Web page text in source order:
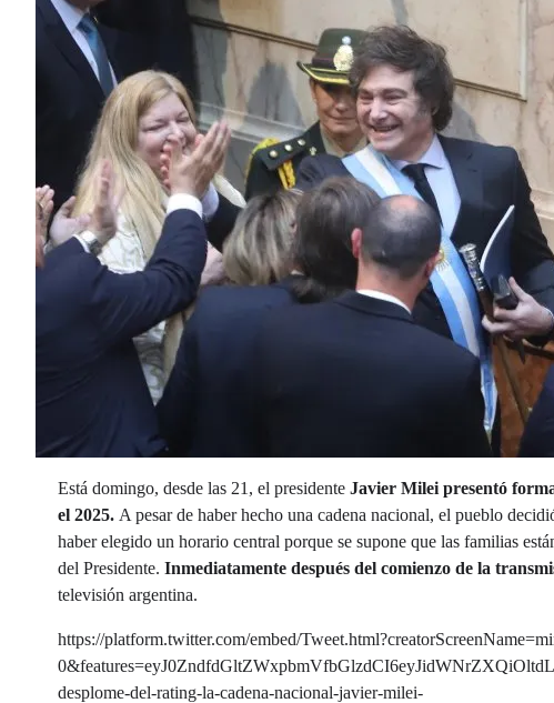
Está domingo, desde las 21, el presidente Javier Milei presentó
el 2025. A pesar de haber hecho una cadena nacional, el pueblo
haber elegido un horario central porque se supone que las familias
del Presidente. Inmediatamente después del comienzo de la
televisión argentina.
https://platform.twitter.com/embed/
desplome-del-rating-la-cadena-nacional-javier-milei-